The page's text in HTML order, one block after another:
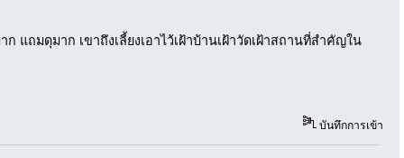
แถมดุมาก เขาถึงเลี้ยงเอาไว้เฝ้าบ้านเฝ้าวัดเฝ้าสถานที่สำคัญใน
บันทึกการเข้า